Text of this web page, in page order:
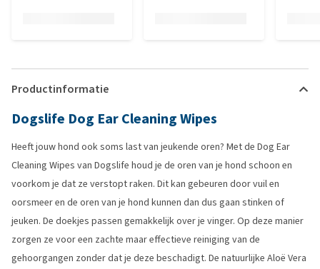
Productinformatie
Dogslife Dog Ear Cleaning Wipes
Heeft jouw hond ook soms last van jeukende oren? Met de Dog Ear
Cleaning Wipes van Dogslife houd je de oren van je hond schoon en
voorkom je dat ze verstopt raken. Dit kan gebeuren door vuil en
oorsmeer en de oren van je hond kunnen dan dus gaan stinken of
jeuken. De doekjes passen gemakkelijk over je vinger. Op deze manier
zorgen ze voor een zachte maar effectieve reiniging van de
gehoorgangen zonder dat je deze beschadigt. De natuurlijke Aloë Vera